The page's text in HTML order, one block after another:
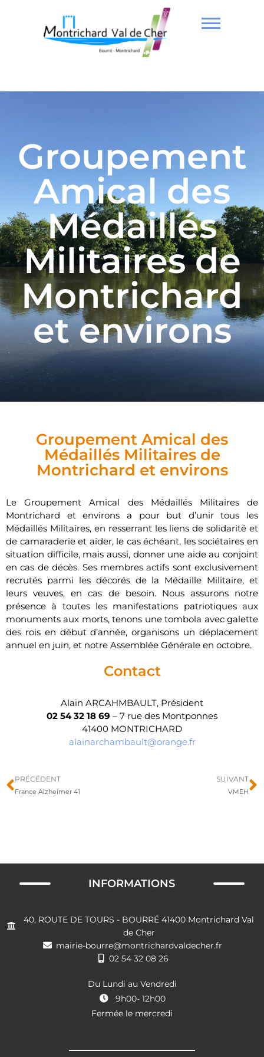
Groupement
Amical des
Médaillés
Militaires de
Montrichard
et environs
Groupement Amical des
Médaillés Militaires de
Montrichard et environs
Le Groupement Amical des Médaillés Militaires de
Montrichard et environs a pour but d’unir tous les
Médaillés Militaires, en resserrant les liens de solidarité et
de camaraderie et aider, le cas échéant, les sociétaires en
situation difficile, mais aussi, donner une aide au conjoint
en cas de décès. Ses membres actifs sont exclusivement
recrutés parmi les décorés de la Médaille Militaire, et
leurs veuves, en cas de besoin. Nous assurons notre
présence à toutes les manifestations patriotiques aux
monuments aux morts, tenons une tombola avec galette
des rois en début d’année, organisons un déplacement
annuel en juin, et notre Assemblée Générale en octobre.
Contact
Alain ARCAHMBAULT, Président
02 54 32 18 69 – 7 rue des Montponnes
41400 MONTRICHARD
alainarchambault@orange.fr
PRÉCÉDENT
France Alzheimer 41
SUIVANT
VMEH
INFORMATIONS
40, ROUTE DE TOURS - BOURRÉ 41400 Montrichard Val
de Cher
mairie-bourre@montrichardvaldecher.fr
02 54 32 08 26
Du Lundi au Vendredi
9h00- 12h00
Fermée le mercredi